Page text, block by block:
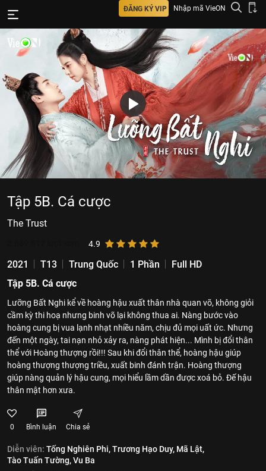
ĐĂNG KÝ VIP Nhập mã VieON
Tập 5B. Cá cược
The Trust
4.9
2021 T13 Trung Quốc 1 Phần
Full HD
Tập 5B. Cá cược
Lưỡng Bất Nghi kể về hoàng hậu xuất thân nhà quan võ, không giỏi
cầm kỳ thi hoạ nhưng binh võ lại không thua ai. Nàng bước vào
hoàng cung bị vua lạnh nhạt nhiều năm, chịu đủ mọi uất ức. Nhưng
đến một ngày, tai nạn nhỏ xảy ra, nàng phát hiện... Mình bị đổi thân
thể với Hoàng thượng rồi!!! Sau khi đổi thân thể, hoàng hậu giúp
hoàng thượng thượng triều, xuất binh đánh trận. Hoàng thượng
giúp nàng quản lý hậu cung, mọi hiểu lầm dần được xoá bỏ. Đế hậu
thân mật hơn xưa.
0 Bình luận Chia sẻ
Diễn viên: Tống Nghiên Phi,Trương Hạo Duy, Mã Lật,
Tào Tuấn Tường,Vu Ba